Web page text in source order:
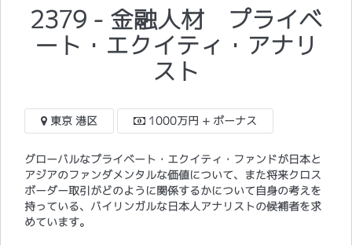
2379 - 金融人材 プライベ
ート・エクイティ・アナリ
スト
東京 港区 1000万円 + ボーナス
グローバルなプライベート・エクイティ・ファンドが日本と
アジアのファンダメンタルな価値について、また将来クロス
ボーダー取引がどのように関係するかについて自身の考えを
持っている、バイリンガルな日本人アナリストの候補者を求
めています。